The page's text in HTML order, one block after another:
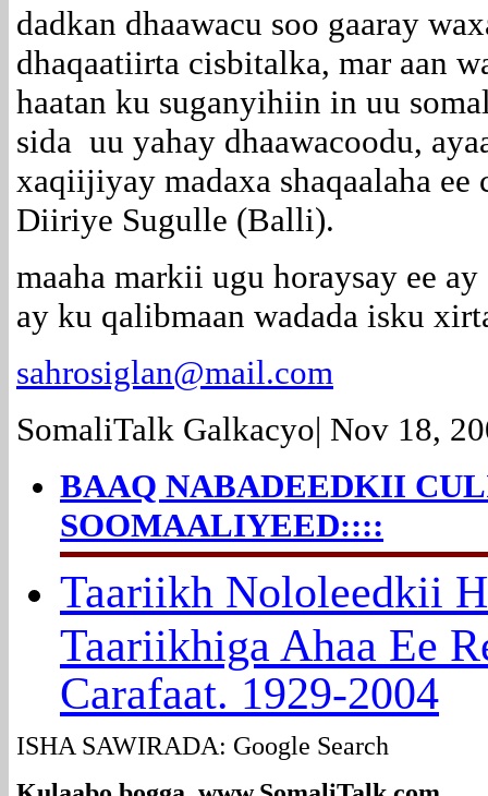
dadkan dhaawacu soo gaaray
dhaqaatiirta cisbitalka, mar aan
haatan ku suganyihiin in uu
sida uu yahay dhaawacoodu,
xaqiijiyay madaxa shaqaalaha
Diiriye Sugulle (Balli).
maaha markii ugu horaysay ee
ay ku qalibmaan wadada isku
sahrosiglan@mail.com
SomaliTalk Galkacyo| Nov 18,
BAAQ NABADEEDKII
SOOMAALIYEED::::
Taariikh Nololeedkii
Taariikhiga Ahaa Ee
Carafaat. 1929-2004
ISHA SAWIRADA: Google Search